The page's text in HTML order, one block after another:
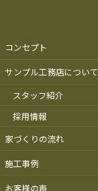
コンセプト
サンプル工務店について
スタッフ紹介
採用情報
家づくりの流れ
施工事例
お客様の声